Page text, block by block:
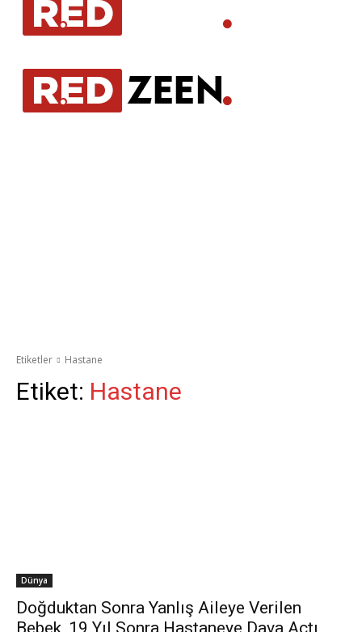
Etiketler Hastane
Etiket: Hastane
Dünya
Doğduktan Sonra Yanlış Aileye Verilen
Bebek, 19 Yıl Sonra Hastaneye Dava Açtı